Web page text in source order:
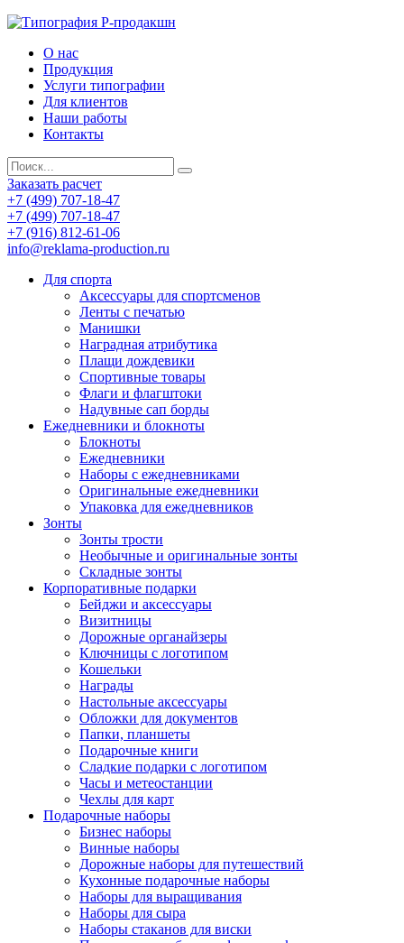
О нас
Продукция
Услуги типографии
Для клиентов
Наши работы
Контакты
Заказать расчет
+7 (499) 707-18-47
+7 (499) 707-18-47
+7 (916) 812-61-06
info@reklama-production.ru
Для спорта
Аксессуары для спортсменов
Ленты с печатью
Манишки
Наградная атрибутика
Плащи дождевики
Спортивные товары
Флаги и флагштоки
Надувные сап борды
Ежедневники и блокноты
Блокноты
Ежедневники
Наборы с ежедневниками
Оригинальные ежедневники
Упаковка для ежедневников
Зонты
Зонты трости
Необычные и оригинальные зонты
Складные зонты
Корпоративные подарки
Бейджи и аксессуары
Визитницы
Дорожные органайзеры
Ключницы с логотипом
Кошельки
Награды
Настольные аксессуары
Обложки для документов
Папки, планшеты
Подарочные книги
Сладкие подарки с логотипом
Часы и метеостанции
Чехлы для карт
Подарочные наборы
Бизнес наборы
Винные наборы
Дорожные наборы для путешествий
Кухонные подарочные наборы
Наборы для выращивания
Наборы для сыра
Наборы стаканов для виски